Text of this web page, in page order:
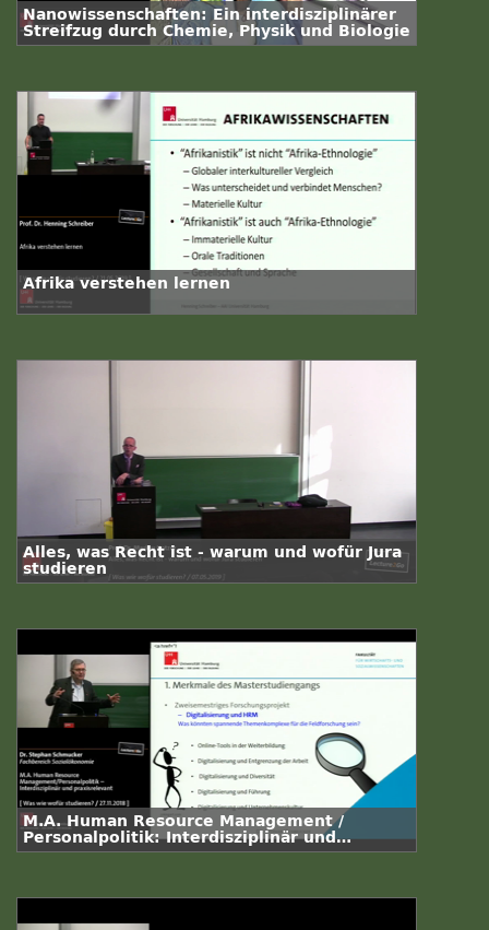
Nanowissenschaften: Ein interdisziplinärer
Streifzug durch Chemie, Physik und Biologie
Afrika verstehen lernen
Alles, was Recht ist - warum und wofür Jura
studieren
M.A. Human Resource Management /
Personalpolitik: Interdisziplinär und
praxisrelevant